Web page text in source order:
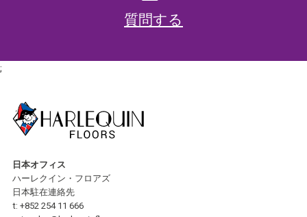
質問する
;
日本オフィス
ハーレクイン・フロアズ
日本駐在連絡先
t: +852 254 11 666